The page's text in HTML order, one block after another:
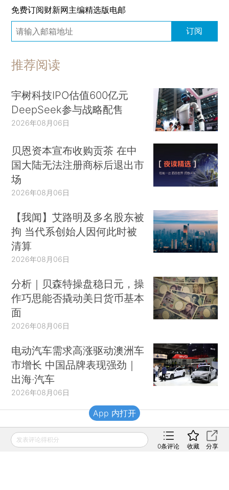
免费订阅财新网主编精选版电邮
订阅
推荐阅读
宇树科技IPO估值600亿元
DeepSeek参与战略配售
2026年08月06日
贝恩资本宣布收购贡茶 在中
国大陆无法注册商标后退出市
场
2026年08月06日
【我闻】艾路明及多名股东被
拘 当代系创始人因何此时被
清算
2026年08月06日
分析｜贝森特操盘稳日元，操
作巧思能否撬动美日货币基本
面
2026年08月06日
电动汽车需求高涨驱动澳洲车
市增长 中国品牌表现强劲｜
出海·汽车
2026年08月06日
财新移动
发表评论得积分
0条评论 收藏 分享
App 内打开